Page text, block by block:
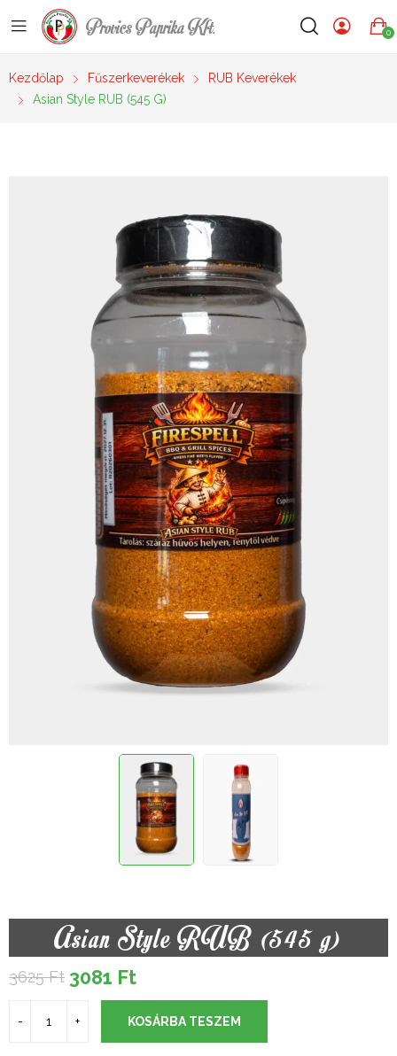
Provics Paprika Kft. 0
Kezdőlap Fűszerkeverékek
RUB Keverékek
Asian Style RUB (545 G)
Asian Style RUB (545 g)
3625Ft
Original
was:
3081 Ft
Current
is:
KOSÁRBA TESZEM